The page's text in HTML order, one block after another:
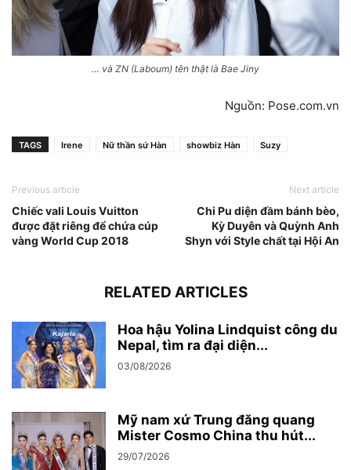
… và ZN (Laboum) tên thật là Bae Jiny
Nguồn: Pose.com.vn
TAGS Irene Nữ thần sứ Hàn showbiz Hàn Suzy
Previous article
Chiếc vali Louis Vuitton
được đặt riêng để chứa cúp
vàng World Cup 2018
Next article
Chi Pu diện đầm bánh bèo,
Kỳ Duyên và Quỳnh Anh
Shyn với Style chất tại Hội An
RELATED ARTICLES
Hoa hậu Yolina Lindquist công du
Nepal, tìm ra đại diện...
03/08/2026
Mỹ nam xứ Trung đăng quang
Mister Cosmo China thu hút...
29/07/2026